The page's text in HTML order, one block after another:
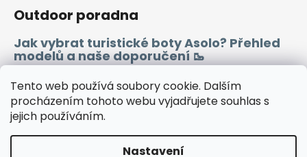
Tento web používá soubory cookie. Dalším
procházením tohoto webu vyjadřujete souhlas s
jejich používáním.
Nastavení
Outdoor poradna
Jak vybrat turistické boty Asolo? Přehled
modelů a naše doporučení 🥾